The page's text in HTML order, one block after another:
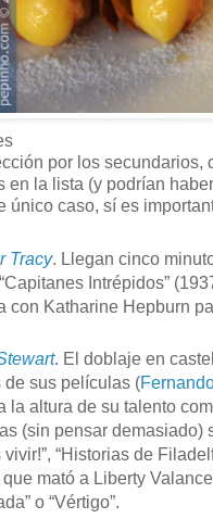
por los secundarios,
en la lista (y podrían
único caso, sí es
Tracy. Llegan cinco
Intrépidos”
con Katharine Hepburn
. El doblaje en
de sus películas (
la altura de su talento
(sin pensar demasiado)
“Historias de
que mató a Liberty
o “Vértigo”.